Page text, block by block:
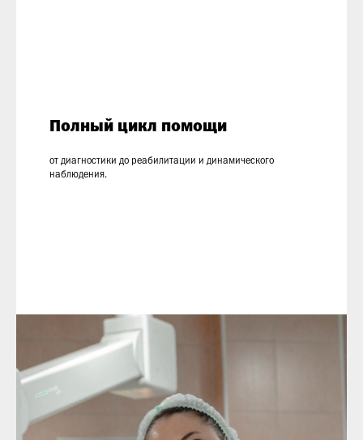
Полный цикл помощи
от диагностики до реабилитации и динамического
наблюдения.